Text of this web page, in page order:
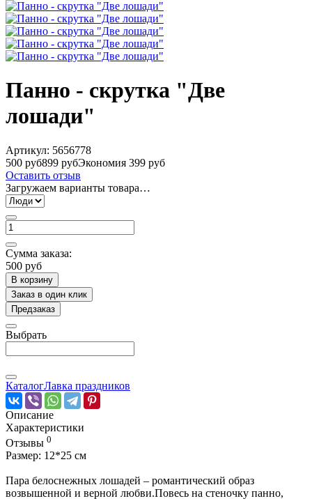
Панно - скрутка "Две
лошади"
Артикул: 5656778
500 руб899 рубЭкономия 399 руб
Оставить отзыв
Загружаем варианты товара…
Сумма заказа:
500 руб
В корзину
Заказ в один клик
Предзаказ
Выбрать
КаталогЛавка праздников
Описание
Характеристики
Отзывы 0
Размер: 12*25 см
Пара белоснежных лошадей – романтический образ
возвышенной и верной любви.Повесь на стеночку панно,